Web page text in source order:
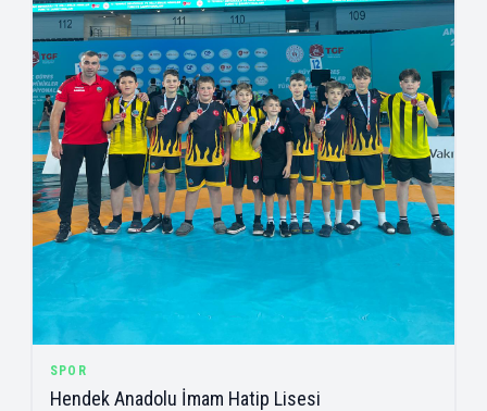
SPOR
Hendek Anadolu İmam Hatip Lisesi